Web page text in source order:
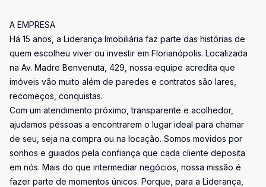
A EMPRESA
Há 15 anos, a Liderança Imobiliária faz parte das histórias de
quem escolheu viver ou investir em Florianópolis. Localizada
na Av. Madre Benvenuta, 429, nossa equipe acredita que
imóveis vão muito além de paredes e contratos são lares,
recomeços, conquistas.
Com um atendimento próximo, transparente e acolhedor,
ajudamos pessoas a encontrarem o lugar ideal para chamar
de seu, seja na compra ou na locação. Somos movidos por
sonhos e guiados pela confiança que cada cliente deposita
em nós. Mais do que intermediar negócios, nossa missão é
fazer parte de momentos únicos. Porque, para a Liderança,